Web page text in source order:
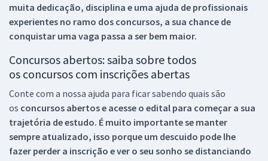
muita dedicação, disciplina e uma ajuda de profissionais
experientes no ramo dos concursos, a sua chance de
conquistar uma vaga passa a ser bem maior.
Concursos abertos: saiba sobre todos
os concursos com inscrições abertas
Conte com a nossa ajuda para ficar sabendo quais são
os concursos abertos e acesse o edital para começar a sua
trajetória de estudo. É muito importante se manter
sempre atualizado, isso porque um descuido pode lhe
fazer perder a inscrição e ver o seu sonho se distanciando